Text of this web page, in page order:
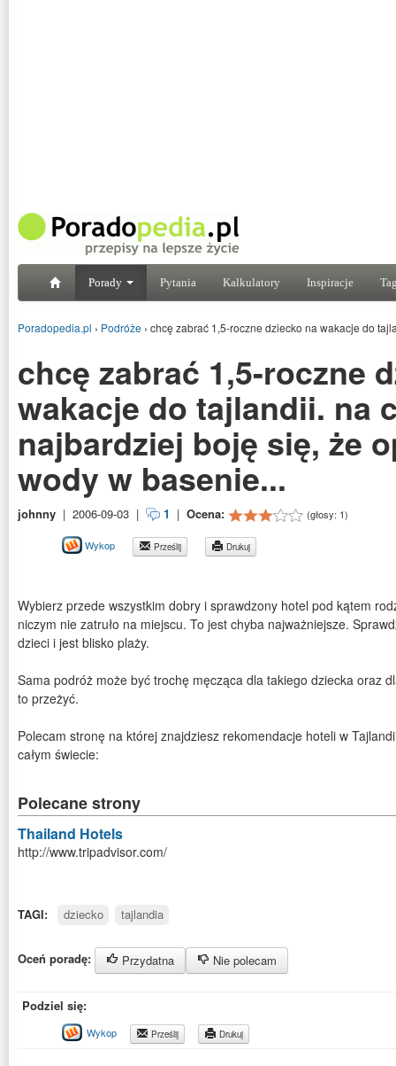
Porady Pytania Kalkulatory Inspiracje
Poradopedia.pl › Podróże › chcę zabrać 1,5-roczne dziecko na wakacje do
chcę zabrać 1,5-roczne
wakacje do tajlandii. na
najbardziej boję się, że
wody w basenie...
johnny | 2006-09-03 | 1 | Ocena: (głosy: 1)
Wykop Prześlij Drukuj
Wybierz przede wszystkim dobry i sprawdzony hotel pod kątem
niczym nie zatruło na miejscu. To jest chyba najważniejsze.
dzieci i jest blisko plaży.
Sama podróż może być trochę męcząca dla takiego dziecka oraz
to przeżyć.
Polecam stronę na której znajdziesz rekomendacje hoteli w
całym świecie:
Polecane strony
Thailand Hotels
http://www.tripadvisor.com/
TAGI: dziecko tajlandia
Oceń poradę: Przydatna Nie polecam
Podziel się:
Wykop Prześlij Drukuj